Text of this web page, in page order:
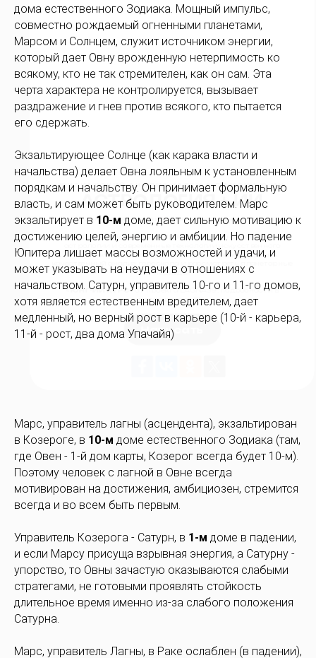
ЮНГИАНСКИЙ АНАЛИЗ КАРТЫ С ПОМОЩЬЮ ИИ
АСТРОЛОГИЯ + ИИ
Хотите научиться видеть в карте архетипическое содержание?
астрологии и современные технологии искусственного
интеллекта, позволяющие за короткое время сделать
качественный анализ гороскопа и рассмотреть планетарные
мессенджере ВК:
Написать
дома естественного Зодиака. Мощный импульс,
совместно рождаемый огненными планетами,
Марсом и Солнцем, служит источником энергии,
который дает Овну врожденную нетерпимость ко
всякому, кто не так стремителен, как он сам. Эта
черта характера не контролируется, вызывает
раздражение и гнев против всякого, кто пытается
его сдержать.
Экзальтирующее Солнце (как карака власти и
начальства) делает Овна лояльным к установленным
порядкам и начальству. Он принимает формальную
власть, и сам может быть руководителем. Марс
экзальтирует в 10-м доме, дает сильную мотивацию к
достижению целей, энергию и амбиции. Но падение
Юпитера лишает массы возможностей и удачи, и
может указывать на неудачи в отношениях с
начальством. Сатурн, управитель 10-го и 11-го домов,
хотя является естественным вредителем, дает
медленный, но верный рост в карьере (10-й - карьера,
11-й - рост, два дома Упачайя)
Марс, управитель лагны (асцендента), экзальтирован
в Козероге, в 10-м доме естественного Зодиака (там,
где Овен - 1-й дом карты, Козерог всегда будет 10-м).
Поэтому человек с лагной в Овне всегда
мотивирован на достижения, амбициозен, стремится
всегда и во всем быть первым.
Управитель Козерога - Сатурн, в 1-м доме в падении,
и если Марсу присуща взрывная энергия, а Сатурну -
упорство, то Овны зачастую оказываются слабыми
стратегами, не готовыми проявлять стойкость
длительное время именно из-за слабого положения
Сатурна.
Марс, управитель Лагны, в Раке ослаблен (в падении),